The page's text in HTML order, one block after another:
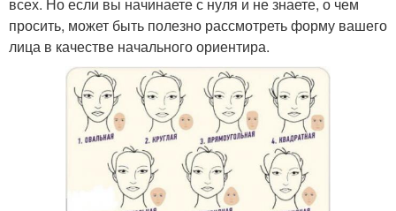
просить, может быть полезно рассмотреть форму вашего
лица в качестве начального ориентира.